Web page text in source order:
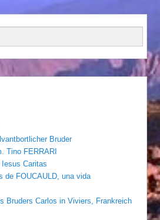
Bruder
Tino FERRARI
Caritas
de FOUCAULD, una vida
Bruders Carlos in Viviers, Frankreich